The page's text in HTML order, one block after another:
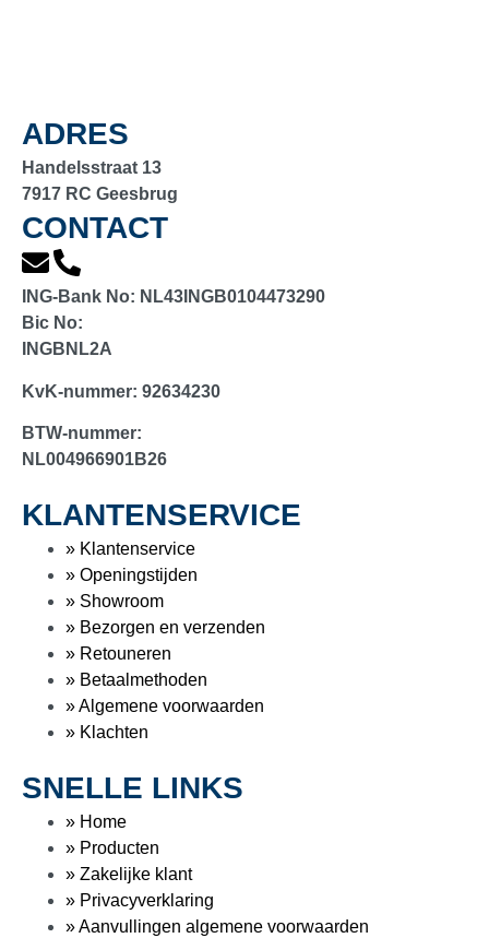
ADRES
Handelsstraat 13
7917 RC Geesbrug
CONTACT
ING-Bank No: NL43INGB0104473290
Bic No:
INGBNL2A
KvK-nummer: 92634230
BTW-nummer:
NL004966901B26
KLANTENSERVICE
» Klantenservice
» Openingstijden
» Showroom
» Bezorgen en verzenden
» Retouneren
» Betaalmethoden
» Algemene voorwaarden
» Klachten
SNELLE LINKS
» Home
» Producten
» Zakelijke klant
» Privacyverklaring
» Aanvullingen algemene voorwaarden